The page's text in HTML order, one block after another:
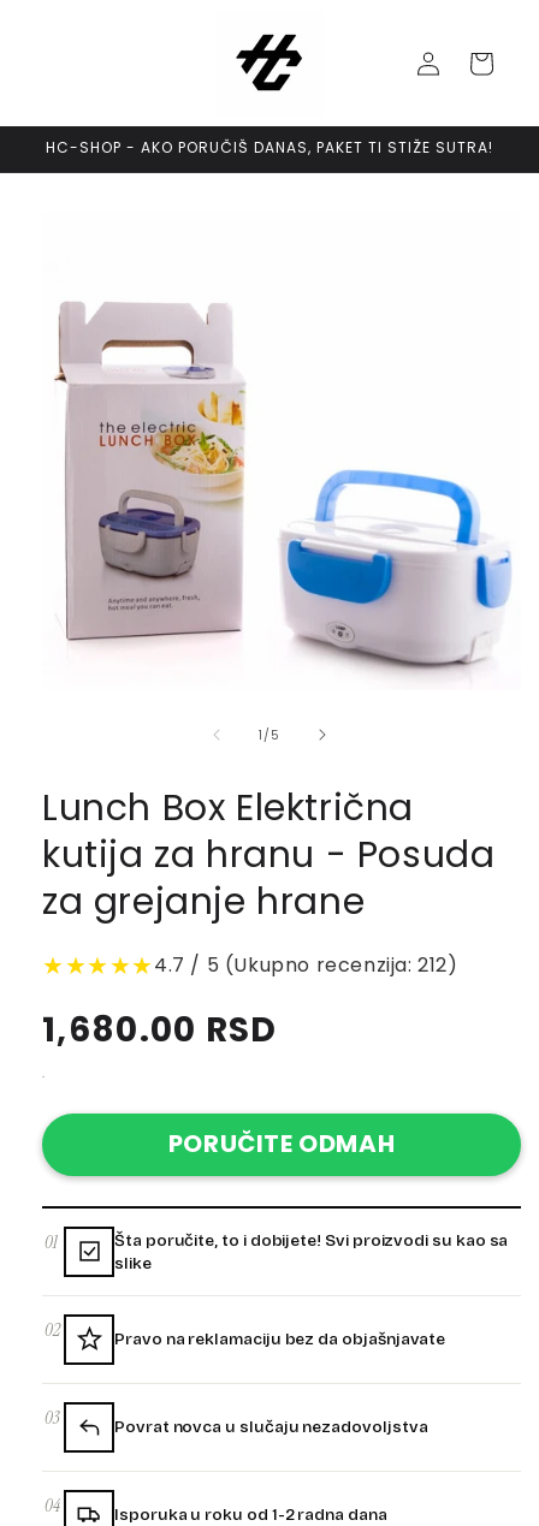
Log
in
Cart
HC-SHOP - AKO PORUČIŠ DANAS, PAKET TI STIŽE SUTRA!
1 /of
5
Lunch Box Električna
kutija za hranu - Posuda
za grejanje hrane
★★★★★4.7 / 5 (Ukupno recenzija: 212)
Regular
price
1,680.00 RSD
.
PORUČITE ODMAH
01
Šta poručite, to i dobijete! Svi proizvodi su kao sa
slike
02 Pravo na reklamaciju bez da objašnjavate
03 Povrat novca u slučaju nezadovoljstva
04 Isporuka u roku od 1-2 radna dana